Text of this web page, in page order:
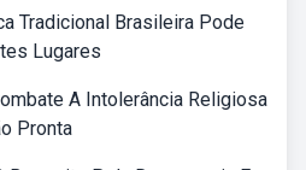
Tradicional Brasileira Pode
Lugares
A Intolerância Religiosa
Pronta